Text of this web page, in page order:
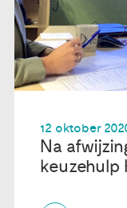
12 oktober
Na
keuzehulp